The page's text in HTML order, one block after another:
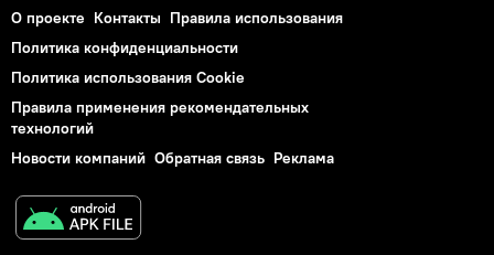
О проекте Контакты Правила использования
Политика конфиденциальности
Политика использования Cookie
Правила применения рекомендательных
технологий
Новости компаний Обратная связь Реклама